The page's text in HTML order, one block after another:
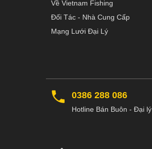
Về Vietnam Fishing
Đối Tác - Nhà Cung Cấp
Mạng Lưới Đại Lý
0386 288 086
Hotline Bán Buôn - Đại lý